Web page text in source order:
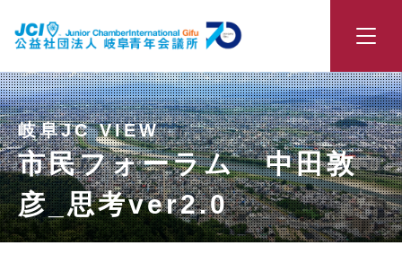
岐阜JC VIEW
市民フォーラム 中田敦
彦_思考ver2.0